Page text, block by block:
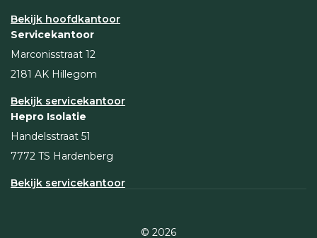
Bekijk hoofdkantoor
Servicekantoor
Marconisstraat 12
2181 AK Hillegom
Bekijk servicekantoor
Hepro Isolatie
Handelsstraat 51
7772 TS Hardenberg
Bekijk servicekantoor
© 2026